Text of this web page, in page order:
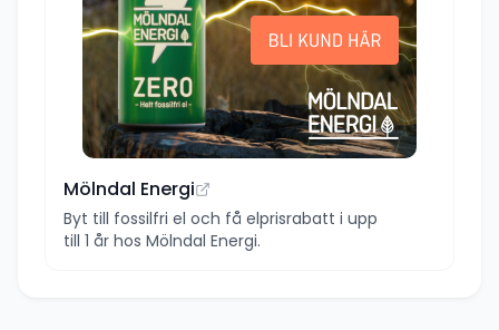
Mölndal Energi
Byt till fossilfri el och få elprisrabatt i upp
till 1 år hos Mölndal Energi.